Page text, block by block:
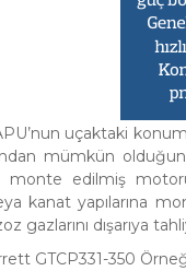
uçaktaki
mümkün
monte edilmiş
kanat yapılarına
gazlarını dışarıya
GTCP331-350